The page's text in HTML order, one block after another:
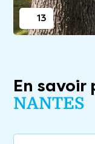
13
En savoir
NANTES